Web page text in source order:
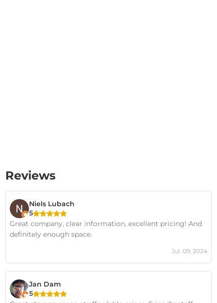
Reviews
Niels Lubach
5
Great company, clear information, excellent pricing! And
definitely enough space.
Jul. 09, 2024
Jan Dam
5